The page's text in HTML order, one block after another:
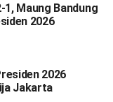
Maung Bandung
2026
2026
Jakarta